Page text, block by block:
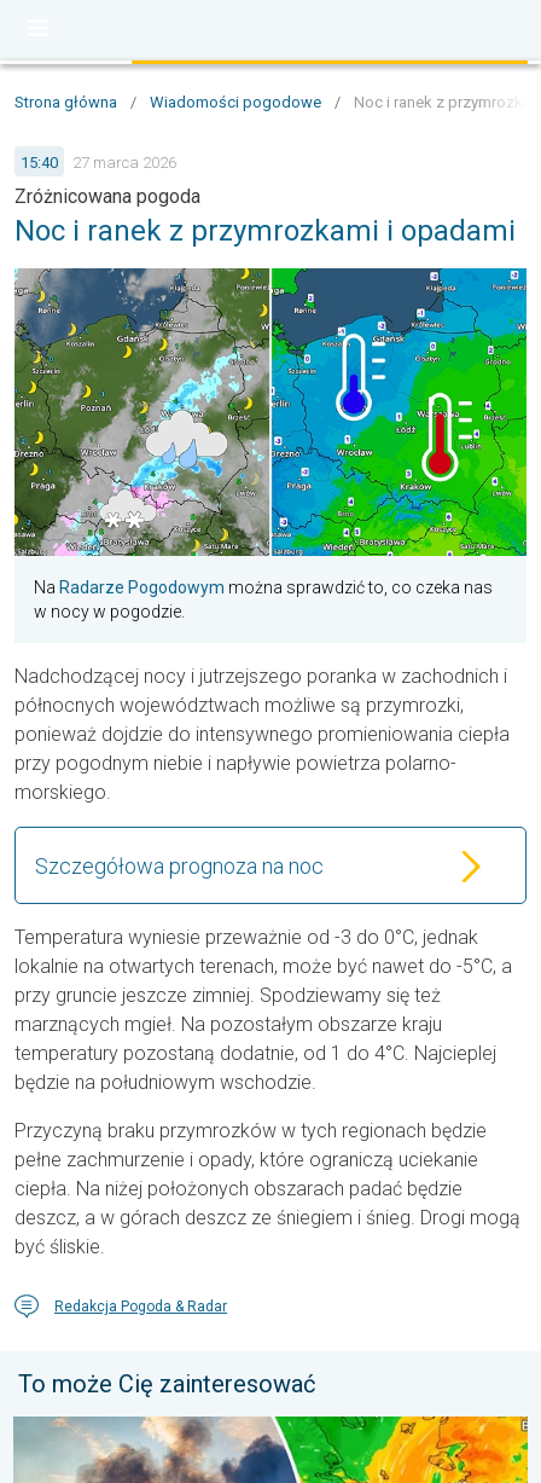
Strona główna / Wiadomości pogodowe / Noc i ranek z
15:40 27 marca 2026
Zróżnicowana pogoda
Noc i ranek z przymrozkami i opadami
Na Radarze Pogodowym można sprawdzić to, co czeka nas
w nocy w pogodzie.
Nadchodzącej nocy i jutrzejszego poranka w zachodnich i
północnych województwach możliwe są przymrozki,
ponieważ dojdzie do intensywnego promieniowania ciepła
przy pogodnym niebie i napływie powietrza polarno-
morskiego.
Szczegółowa prognoza na noc
Temperatura wyniesie przeważnie od -3 do 0°C, jednak
lokalnie na otwartych terenach, może być nawet do -5°C, a
przy gruncie jeszcze zimniej. Spodziewamy się też
marznących mgieł. Na pozostałym obszarze kraju
temperatury pozostaną dodatnie, od 1 do 4°C. Najcieplej
będzie na południowym wschodzie.
Przyczyną braku przymrozków w tych regionach będzie
pełne zachmurzenie i opady, które ograniczą uciekanie
ciepła. Na niżej położonych obszarach padać będzie
deszcz, a w górach deszcz ze śniegiem i śnieg. Drogi mogą
być śliskie.
Redakcja Pogoda & Radar
To może Cię zainteresować
Pożary lasów szaleją także w Europie Południowo-